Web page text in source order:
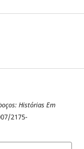
Histórias Em
2175-